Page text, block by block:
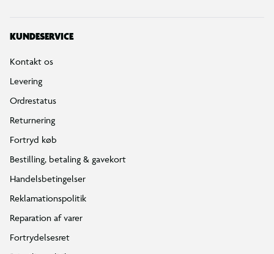
KUNDESERVICE
Kontakt os
Levering
Ordrestatus
Returnering
Fortryd køb
Bestilling, betaling & gavekort
Handelsbetingelser
Reklamationspolitik
Reparation af varer
Fortrydelsesret